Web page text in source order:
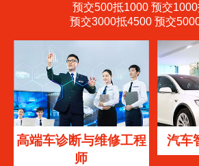
预交500抵1000 预交
预交3000抵4500 预交
高端车诊断与维修工程
师
汽车